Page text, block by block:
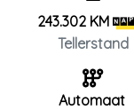
243.302 KM
Tellerstand
Automaat